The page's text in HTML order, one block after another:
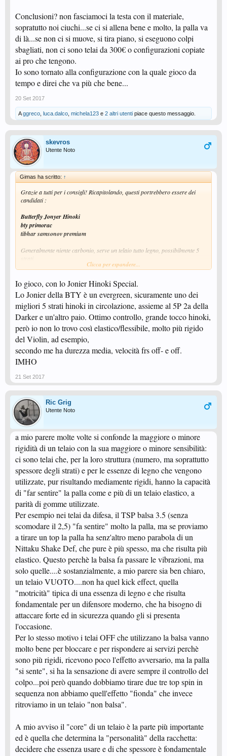
Conclusioni? non fasciamoci la testa con il materiale,
sopratutto noi ciuchi...se ci si allena bene e molto, la palla va
di là...se non ci si muove, si tira piano, si eseguono colpi
sbagliati, non ci sono telai da 300€ o configurazioni copiate
ai pro che tengono.
Io sono tornato alla configurazione con la quale gioco da
tempo e direi che va più che bene...
20 Set 2017
Aggreco luca.dalco michela123 e 2 altri utenti piace questo messaggio.
skevros
Utente Noto
Gimas ha scritto: ↑
Grazie a tutti per i consigli! Ricapitolando, questi portrebbero essere dei
candidati :
Butterfly Jonyer Hinoki
bty primorac
tibhar samsonov premium
Generalmente niente carbonio, serve un telaio tutto legno, possibilmente 5
Hinoki", molti ne elogiavano proprio la sua elasticità. Mi pare però che non
sia piu in produzione. Ora mi informo meglio.
Poi però mi serviranno gomme belle dure, magari vi chiedo consiglio
appena ne so di più
Clicca per espandere...
Io gioco, con lo Jonier Hinoki Special.
Lo Jonier della BTY è un evergreen, sicuramente uno dei
migliori 5 strati hinoki in circolazione, assieme al 5P 2a della
Darker e un'altro paio. Ottimo controllo, grande tocco hinoki,
però io non lo trovo così elastico/flessibile, molto più rigido
del Violin, ad esempio,
secondo me ha durezza media, velocità frs off- e off.
IMHO
21 Set 2017
Ric Grig
Utente Noto
a mio parere molte volte si confonde la maggiore o minore
rigidità di un telaio con la sua maggiore o minore sensibilità:
ci sono telai che, per la loro struttura (numero, ma soprattutto
spessore degli strati) e per le essenze di legno che vengono
utilizzate, pur risultando mediamente rigidi, hanno la capacità
di "far sentire" la palla come e più di un telaio elastico, a
parità di gomme utilizzate.
Per esempio nei telai da difesa, il TSP balsa 3.5 (senza
scomodare il 2,5) "fa sentire" molto la palla, ma se proviamo
a tirare un top la palla ha senz'altro meno parabola di un
Nittaku Shake Def, che pure è più spesso, ma che risulta più
elastico. Questo perchè la balsa fa passare le vibrazioni, ma
solo quelle....è sostanzialmente, a mio parere sia ben chiaro,
un telaio VUOTO....non ha quel kick effect, quella
"motricità" tipica di una essenza di legno e che risulta
fondamentale per un difensore moderno, che ha bisogno di
attaccare forte ed in sicurezza quando gli si presenta
l'occasione.
Per lo stesso motivo i telai OFF che utilizzano la balsa vanno
molto bene per bloccare e per rispondere ai servizi perchè
sono più rigidi, ricevono poco l'effetto avversario, ma la palla
"si sente", si ha la sensazione di avere sempre il controllo del
colpo...poi però quando dobbiamo tirare due tre top spin in
sequenza non abbiamo quell'effetto "fionda" che invece
ritroviamo in un telaio "non balsa".
A mio avviso il "core" di un telaio è la parte più importante
ed è quella che determina la "personalità" della racchetta:
decidere che essenza usare e di che spessore è fondamentale